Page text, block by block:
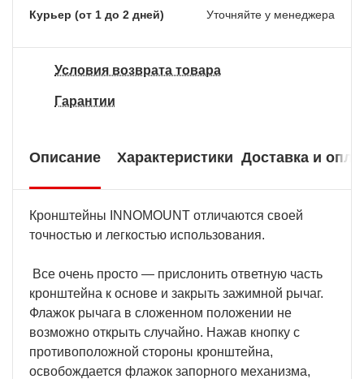
Курьер (от 1 до 2 дней) Уточняйте у менеджера
Условия возврата товара
Гарантии
Описание Характеристики Доставка и
Кронштейны INNOMOUNT отличаются своей
точностью и легкостью использования.
Все очень просто — прислонить ответную часть
кронштейна к основе и закрыть зажимной рычаг.
Флажок рычага в сложенном положении не
возможно открыть случайно. Нажав кнопку с
противоположной стороны кронштейна,
освобождается флажок запорного механизма,